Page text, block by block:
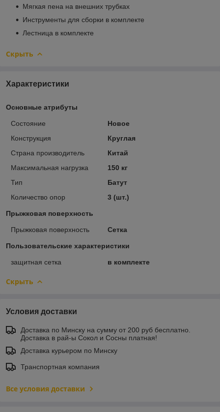
Мягкая пена на внешних трубках
Инструменты для сборки в комплекте
Лестница в комплекте
Скрыть
Характеристики
Основные атрибуты
Состояние
Новое
Конструкция
Круглая
Страна производитель
Китай
Максимальная нагрузка
150 кг
Тип
Батут
Количество опор
3 (шт.)
Прыжковая поверхность
Прыжковая поверхность Сетка
Пользовательские характеристики
защитная сетка в комплекте
Скрыть
Условия доставки
Доставка по Минску на сумму от 200 руб бесплатно.
Доставка в рай-ы Сокол и Сосны платная!
Доставка курьером по Минску
Транспортная компания
Все условия доставки